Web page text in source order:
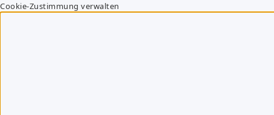
Cookie-Zustimmung verwalten